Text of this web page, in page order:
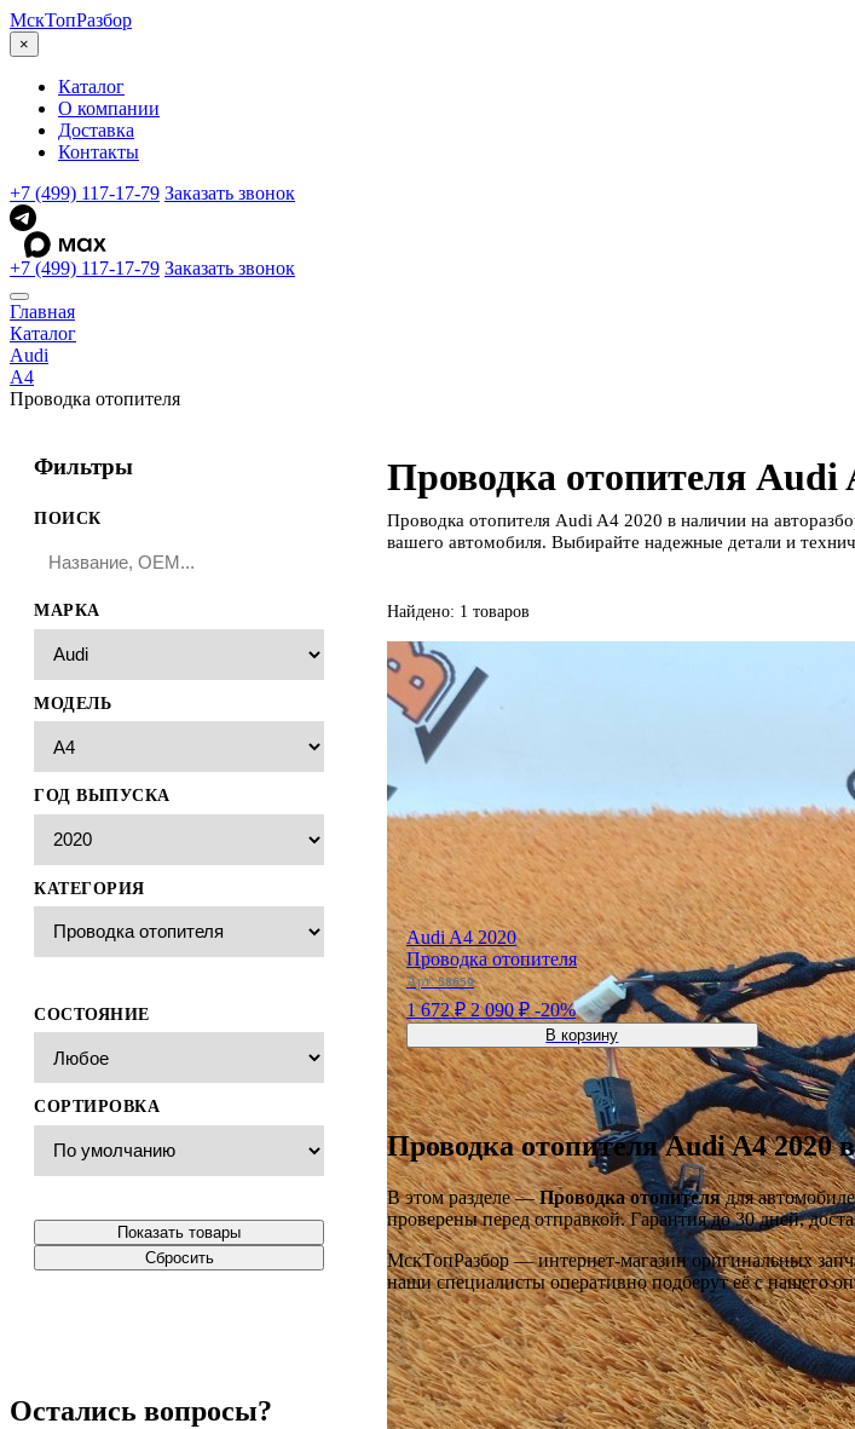
МскТопРазбор
×
Каталог
О компании
Доставка
Контакты
+7 (499) 117-17-79 Заказать звонок
+7 (499) 117-17-79 Заказать звонок
Главная
Каталог
Audi
A4
Проводка отопителя
Фильтры
ПОИСК
МАРКА
МОДЕЛЬ
ГОД ВЫПУСКА
КАТЕГОРИЯ
СОСТОЯНИЕ
СОРТИРОВКА
Показать товары
Сбросить
Проводка отопителя Audi
Проводка отопителя Audi A4 2020 в наличии на
вашего автомобиля. Выбирайте надежные детали и
Найдено: 1 товаров
Audi A4 2020
Проводка отопителя
Арт:58659
1 672 ₽2 090 ₽-20%
В корзину
Проводка отопителя Audi A4 2020
В этом разделе —Проводка отопителядля
проверены перед отправкой. Гарантия до 30 дней,
МскТопРазбор — интернет-магазин оригинальных
наши специалисты оперативно подберут её с нашего
Остались вопросы?